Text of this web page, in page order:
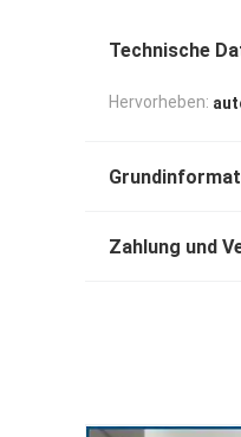
Technische
Hervorheben:
Zahlung und